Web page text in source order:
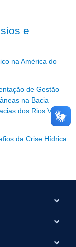
e
na América do
de Gestão
na Bacia
dos Rios Verde
da Crise Hídrica